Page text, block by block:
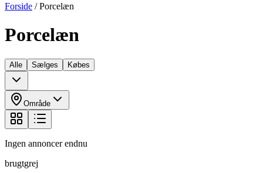
Forside /Porcelæn
Porcelæn
Alle Sælges Købes
Område
Ingen annoncer endnu
brugtgrej